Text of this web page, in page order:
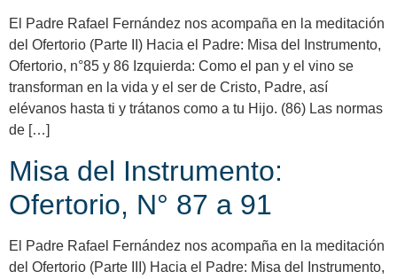
El Padre Rafael Fernández nos acompaña en la meditación
del Ofertorio (Parte II) Hacia el Padre: Misa del Instrumento,
Ofertorio, n°85 y 86 Izquierda: Como el pan y el vino se
transforman en la vida y el ser de Cristo, Padre, así
elévanos hasta ti y trátanos como a tu Hijo. (86) Las normas
de […]
Misa del Instrumento:
Ofertorio, N° 87 a 91
El Padre Rafael Fernández nos acompaña en la meditación
del Ofertorio (Parte III) Hacia el Padre: Misa del Instrumento,